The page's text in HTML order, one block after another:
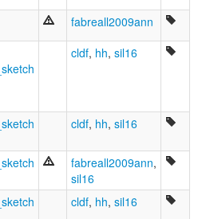
fabreall2009ann
cldf, hh, sil16
cldf, hh, sil16
fabreall2009ann,
sil16
cldf, hh, sil16